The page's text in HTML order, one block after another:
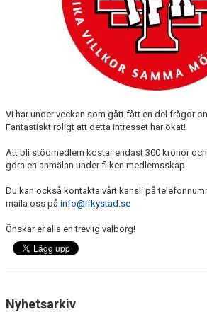
Vi har under veckan som gått fått en del frågor
Fantastiskt roligt att detta intresset har ökat!
Att bli stödmedlem kostar endast 300 kronor
göra en anmälan under fliken medlemsskap.
Du kan också kontakta vårt kansli på
maila oss på info@ifkystad.se
Önskar er alla en trevlig valborg!
Nyhetsarkiv